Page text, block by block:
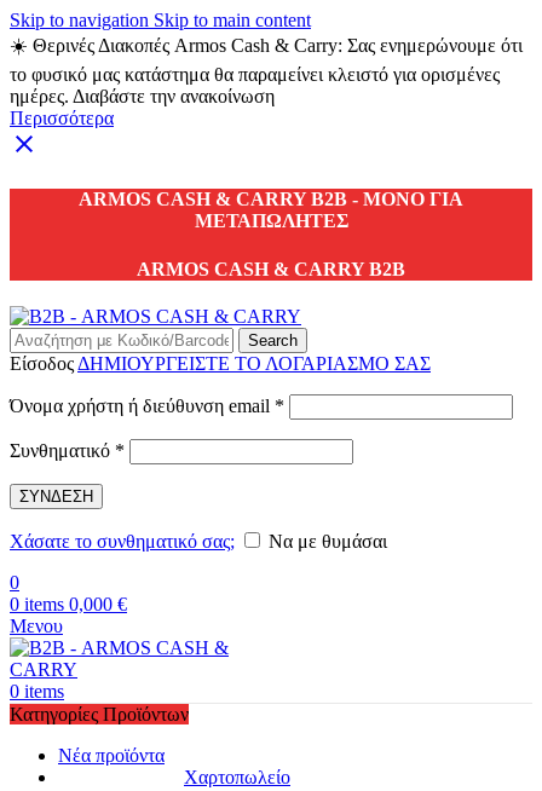
Skip to navigation Skip to main content
☀️ Θερινές Διακοπές Armos Cash & Carry: Σας ενημερώνουμε ότι
το φυσικό μας κατάστημα θα παραμείνει κλειστό για ορισμένες
ημέρες. Διαβάστε την ανακοίνωση
Περισσότερα
ARMOS CASH & CARRY B2B - ΜΟΝΟ ΓΙΑ
ΜΕΤΑΠΩΛΗΤΕΣ
ARMOS CASH & CARRY B2B
Search
Είσοδος ΔΗΜΙΟΥΡΓΕΙΣΤΕ ΤΟ ΛΟΓΑΡΙΑΣΜΟ ΣΑΣ
Όνομα χρήστη ή διεύθυνση email *
Συνθηματικό *
ΣΥΝΔΕΣΗ
Χάσατε το συνθηματικό σας;
Να με θυμάσαι
0
0 items 0,000 €
Μενου
0 items
Κατηγορίες Προϊόντων
Νέα προϊόντα
Χαρτοπωλείο